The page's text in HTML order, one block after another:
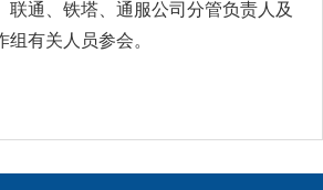
联通、铁塔、通服公司分管负责人及
有关人员参会。